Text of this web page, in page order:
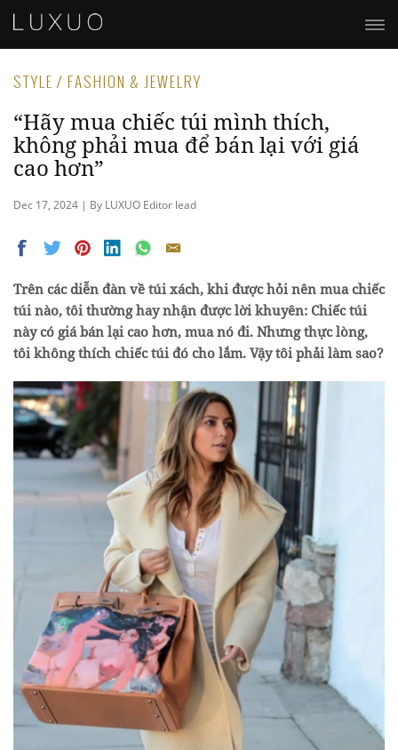
STYLE / FASHION & JEWELRY
“Hãy mua chiếc túi mình thích,
không phải mua để bán lại với giá
cao hơn”
Dec 17, 2024 | By LUXUO Editor lead
Trên các diễn đàn về túi xách, khi được hỏi nên mua chiếc
túi nào, tôi thường hay nhận được lời khuyên: Chiếc túi
này có giá bán lại cao hơn, mua nó đi. Nhưng thực lòng,
tôi không thích chiếc túi đó cho lắm. Vậy tôi phải làm sao?